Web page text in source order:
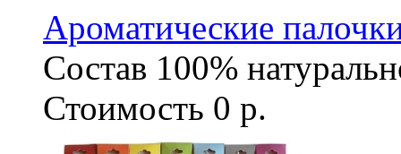
Ароматические
Состав 100%
Стоимость 0 р.